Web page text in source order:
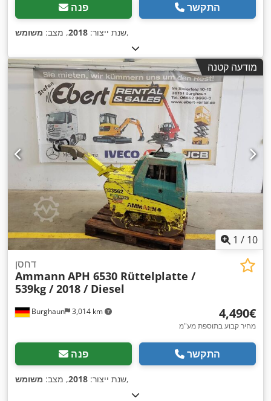
פנה התקשר
שנת ייצור: 2018, מצב: משומש ,
מודעה קטנה
1 / 10
Burghaun 3,014 km
דחסן
Ammann APH 6530 Rüttelplatte /
539kg / 2018 / Diesel
‏4,490 ‏€
מחיר קבוע בתוספת מע"מ
פנה התקשר
שנת ייצור: 2018, מצב: משומש ,